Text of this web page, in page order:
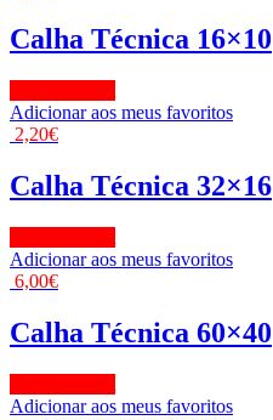
Calha Técnica 16×10
Adicionar aos meus favoritos
2,20€
Calha Técnica 32×16
Adicionar aos meus favoritos
6,00€
Calha Técnica 60×40
Adicionar aos meus favoritos